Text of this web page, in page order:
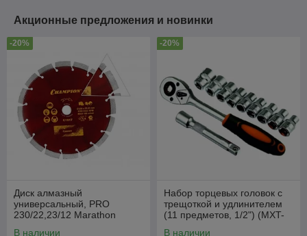
Акционные предложения и новинки
-20%
Диск алмазный
универсальный, PRO
230/22,23/12 Marathon
В наличии
-20%
Набор торцевых головок с
трещоткой и удлинителем
(11 предметов, 1/2") (MXT-
В наличии